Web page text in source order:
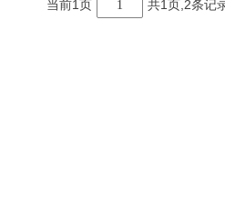
当前1页 1 共1页,2条记